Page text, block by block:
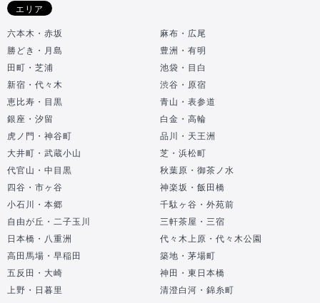
エリア
六本木・赤坂
麻布・広尾
勝どき・月島
豊洲・有明
田町・芝浦
池袋・目白
新宿・代々木
渋谷・原宿
恵比寿・目黒
青山・表参道
銀座・汐留
白金・高輪
虎ノ門・神谷町
品川・天王洲
大井町・武蔵小山
芝・浜松町
代官山・中目黒
秋葉原・御茶ノ水
四谷・市ヶ谷
神楽坂・飯田橋
小石川・本郷
千駄ヶ谷・外苑前
自由が丘・二子玉川
三軒茶屋・三宿
日本橋・八重洲
代々木上原・代々木公園
高田馬場・早稲田
築地・茅場町
五反田・大崎
神田・東日本橋
上野・日暮里
清澄白河・錦糸町